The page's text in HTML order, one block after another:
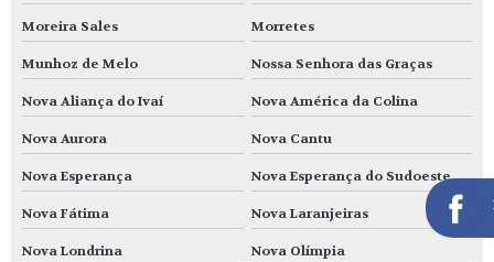
Moreira Sales Morretes
Munhoz de Melo Nossa Senhora das Graças
Nova Aliança do Ivaí Nova América da Colina
Nova Aurora Nova Cantu
Nova Esperança Nova Esperança do Sudoeste
Nova Fátima Nova Laranjeiras
Nova Londrina Nova Olímpia